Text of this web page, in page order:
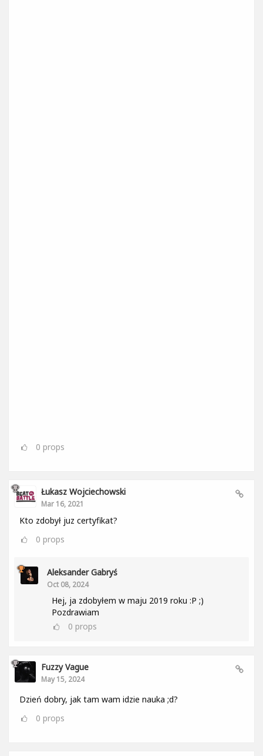
0 props
Łukasz Wojciechowski
Mar 16, 2021
Kto zdobył juz certyfikat?
0 props
Aleksander Gabryś
Oct 08, 2024
Hej, ja zdobyłem w maju 2019 roku :P ;)
Pozdrawiam
0 props
Fuzzy Vague
May 15, 2024
Dzień dobry, jak tam wam idzie nauka ;d?
0 props